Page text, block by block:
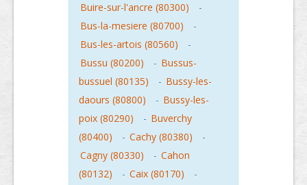
Buire-sur-l'ancre (80300)
-
Bus-la-mesiere (80700)
-
Bus-les-artois (80560)
-
Bussu (80200)
- Bussus-
bussuel (80135)
- Bussy-les-
daours (80800)
- Bussy-les-
poix (80290)
- Buverchy
(80400)
- Cachy (80380)
-
Cagny (80330)
- Cahon
(80132)
- Caix (80170)
-